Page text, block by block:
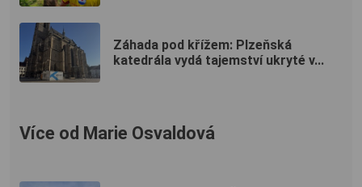
Záhada pod křížem: Plzeňská
katedrála vydá tajemství ukryté v...
Více od Marie Osvaldová